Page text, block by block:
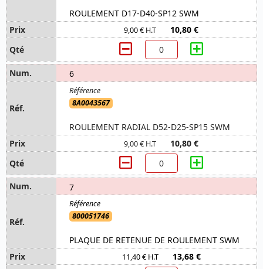
ROULEMENT D17-D40-SP12 SWM
9,00 € H.T 10,80 €
6
8A0043567
ROULEMENT RADIAL D52-D25-SP15 SWM
9,00 € H.T 10,80 €
7
800051746
PLAQUE DE RETENUE DE ROULEMENT SWM
11,40 € H.T 13,68 €